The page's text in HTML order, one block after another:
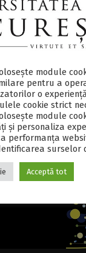
module
pentru a
o experiență
cookie strict
module
și personaliza
performanța
surselor
Acceptă tot